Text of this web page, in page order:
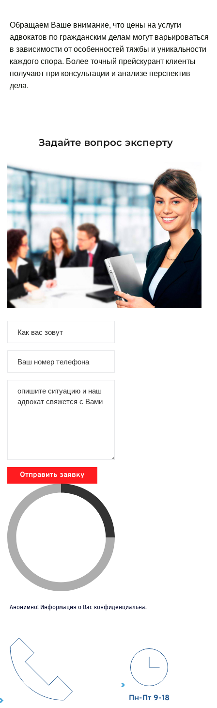
Обращаем Ваше внимание, что цены на услуги
адвокатов по гражданским делам могут варьироваться
в зависимости от особенностей тяжбы и уникальности
каждого спора. Более точный прейскурант клиенты
получают при консультации и анализе перспектив
дела.
Задайте вопрос эксперту
Отправить заявку
Анонимно! Информация о Вас конфиденциальна.
Пн-Пт 9-18